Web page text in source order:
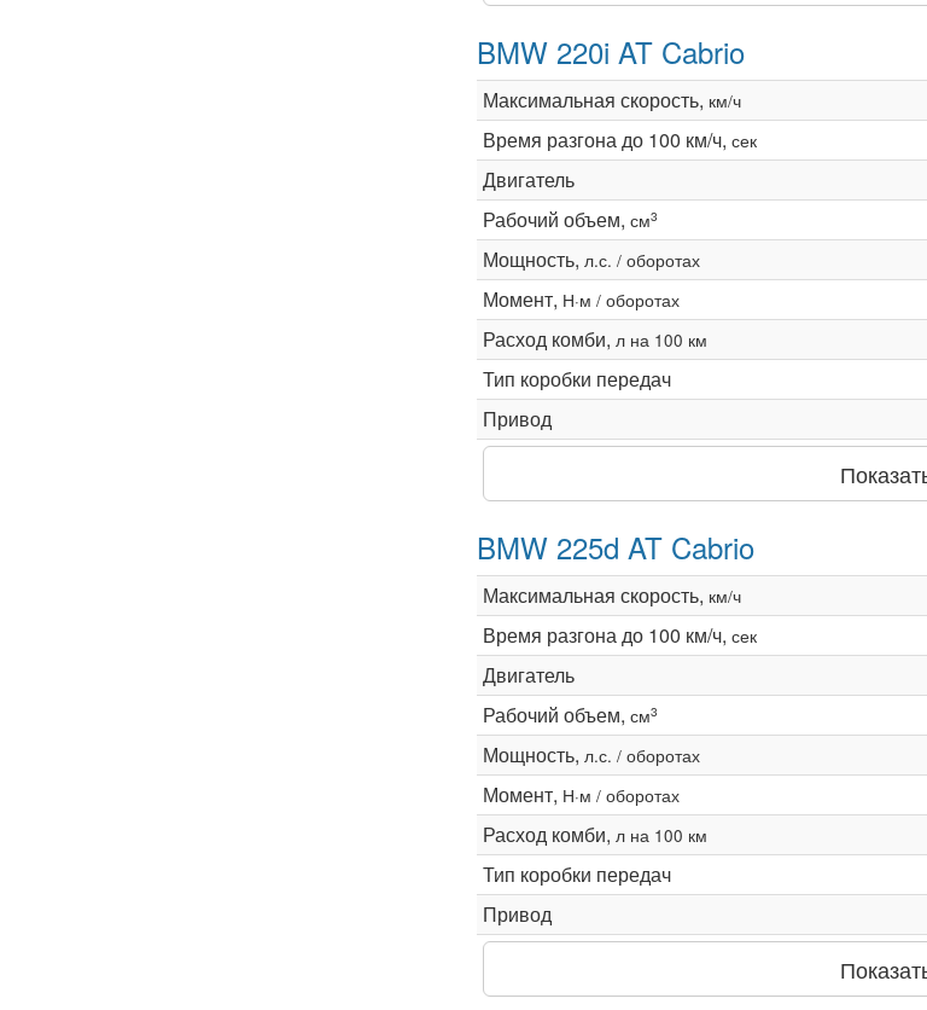
BMW 220i AT Cabrio
Максимальная скорость, км/ч
Время разгона до 100 км/ч, сек
Двигатель
Рабочий объем, см3
Мощность, л.с. / оборотах
Момент, Н·м / оборотах
Расход комби, л на 100 км
Тип коробки передач
Привод
BMW 225d AT Cabrio
Максимальная скорость, км/ч
Время разгона до 100 км/ч, сек
Двигатель
Рабочий объем, см3
Мощность, л.с. / оборотах
Момент, Н·м / оборотах
Расход комби, л на 100 км
Тип коробки передач
Привод